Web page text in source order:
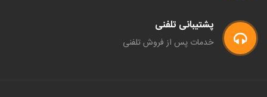
پشتیبانی تلفنی
خدمات پس از فروش تلفنی